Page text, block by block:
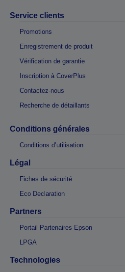
Service clients
Promotions
Enregistrement de produit
Vérification de garantie
Inscription à CoverPlus
Contactez-nous
Recherche de détaillants
Conditions générales
Conditions d’utilisation
Légal
Fiches de sécurité
Eco Declaration
Partners
Portail Partenaires Epson
LPGA
Technologies